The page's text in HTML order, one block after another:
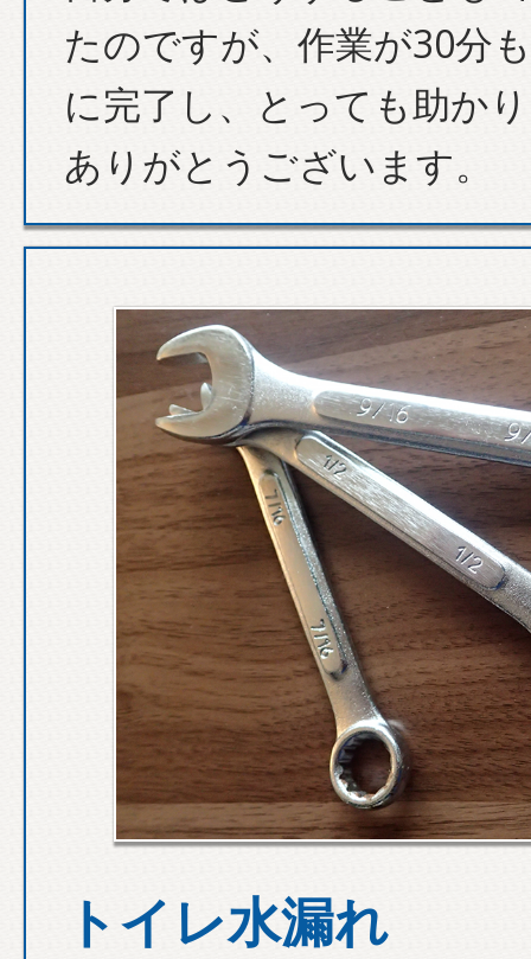
たのですが、作業が30分
に完了し、とっても助か
ありがとうございます。
トイレ水漏れ